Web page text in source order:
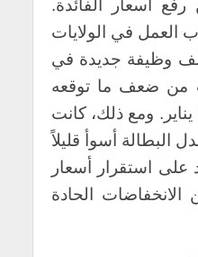
أسعار الفائدة.
العمل في الولايات
أضافوا 336 ألف وظيفة جديدة في
من ضعف ما توقعه
يناير. ومع ذلك، كانت
البطالة أسوأ قليلاً
على استقرار أسعار
الحادة